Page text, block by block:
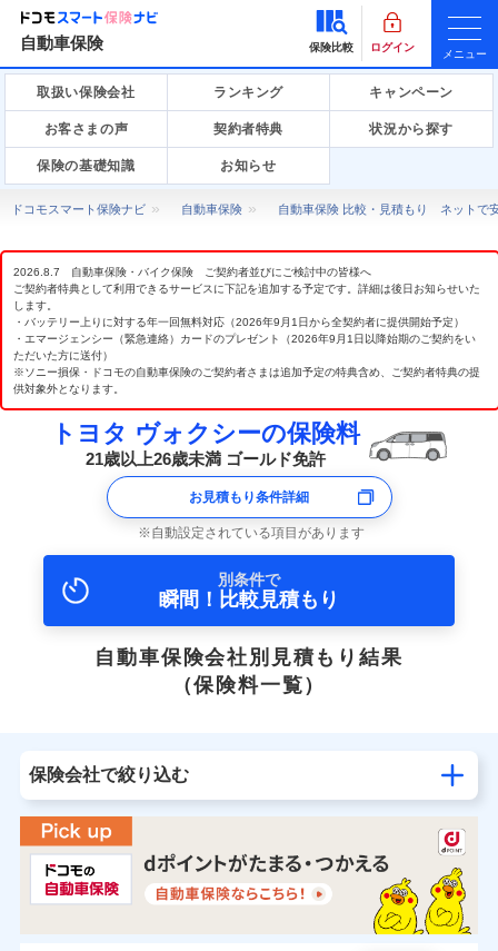
自動車保険 保険比較 ログイン
メニュー
取扱い保険会社 ランキング キャンペーン
お客さまの声 契約者特典 状況から探す
保険の基礎知識 お知らせ
ドコモスマート保険ナビ 自動車保険 自動車保険 比較・見積もり ネットで
2026.8.7 自動車保険・バイク保険 ご契約者並びにご検討中の皆様へ
ご契約者特典として利用できるサービスに下記を追加する予定です。詳細は後日お知らせいた
します。
・バッテリー上りに対する年一回無料対応（2026年9月1日から全契約者に提供開始予定）
・エマージェンシー（緊急連絡）カードのプレゼント（2026年9月1日以降始期のご契約をい
ただいた方に送付）
※ソニー損保・ドコモの自動車保険のご契約者さまは追加予定の特典含め、ご契約者特典の提
供対象外となります。
トヨタ ヴォクシーの保険料
21歳以上26歳未満 ゴールド免許
お見積もり条件詳細
自動設定されている項目があります
別条件で
瞬間！比較見積もり
自動車保険会社別見積もり結果
（保険料一覧）
保険会社で絞り込む